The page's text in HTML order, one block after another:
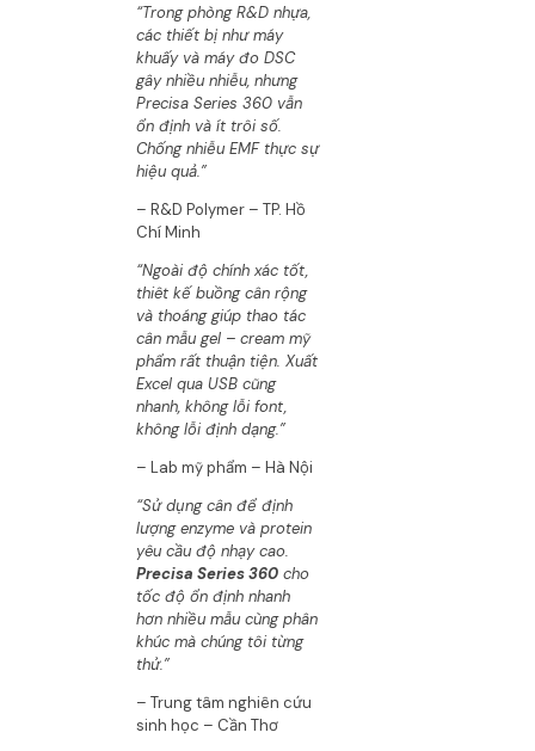
“Trong phòng R&D nhựa,
các thiết bị như máy
khuấy và máy đo DSC
gây nhiều nhiễu, nhưng
Precisa Series 360 vẫn
ổn định và ít trôi số.
Chống nhiễu EMF thực sự
hiệu quả.”
– R&D Polymer – TP. Hồ
Chí Minh
“Ngoài độ chính xác tốt,
thiêt kế buồng cân rộng
và thoáng giúp thao tác
cân mẫu gel – cream mỹ
phẩm rất thuận tiện. Xuất
Excel qua USB cũng
nhanh, không lỗi font,
không lỗi định dạng.”
– Lab mỹ phẩm – Hà Nội
“Sử dụng cân để định
lượng enzyme và protein
yêu cầu độ nhạy cao.
Precisa Series 360 cho
tốc độ ổn định nhanh
hơn nhiều mẫu cùng phân
khúc mà chúng tôi từng
thử.”
– Trung tâm nghiên cứu
sinh học – Cần Thơ